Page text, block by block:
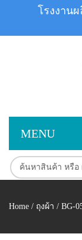
MENU
หน้าแรก
ปากกาพลาสติก
ปากกาโลหะ
สินค้าสต็อก
ผลงานสินค้า
Home / ถุงผ้า / BG-
โรงงาน